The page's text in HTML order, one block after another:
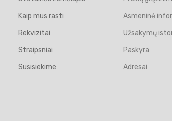
Kaip mus rasti
Rekvizitai
Straipsniai
Susisiekime
Asmeninė
Užsakymų
Paskyra
Adresai